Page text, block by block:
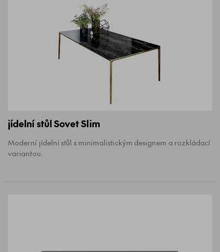
jídelní stůl Sovet Slim
Moderní jídelní stůl s minimalistickým designem a rozkládací
variantou.